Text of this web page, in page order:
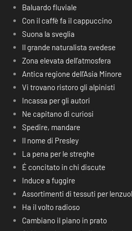
Baluardo fluviale
Con il caffè fa il cappuccino
Suona la sveglia
Il grande naturalista svedese
Zona elevata dell’atmosfera
Antica regione dell’Asia Minore
Vi trovano ristoro gli alpinisti
Incassa per gli autori
Ne capitano di curiosi
Spedire, mandare
Il nome di Presley
La pena per le streghe
É concitato in chi discute
Induce a fuggire
Assortimenti di tessuti per
Ha il volto radioso
Cambiano il piano in prato